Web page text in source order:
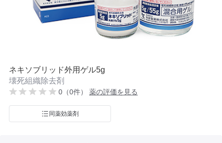
ネキソブリッド外用ゲル5g
壊死組織除去剤
0（0件） 薬の評価を見る
同薬効薬剤